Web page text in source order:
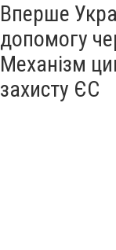
Вперше
допомогу
Механізм
захисту ЄС